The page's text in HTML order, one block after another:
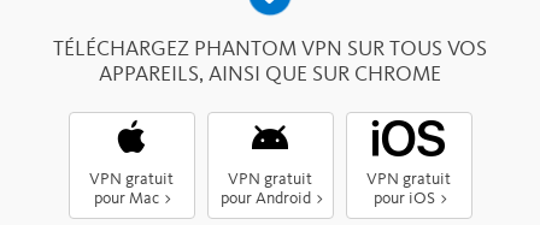
TÉLÉCHARGEZ PHANTOM VPN SUR TOUS VOS
APPAREILS, AINSI QUE SUR CHROME
VPN gratuit
pour Mac >
VPN gratuit
pour Android >
VPN gratuit
pour iOS >